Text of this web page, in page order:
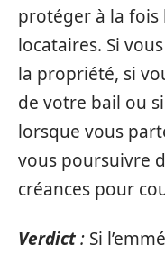
protéger à la
locataires. Si
la propriété, si
de votre bail ou
lorsque vous
vous poursuivre
créances pour
Verdict: Si